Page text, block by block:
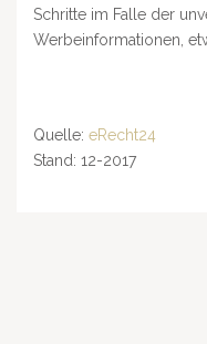
Schritte im Falle der
Werbeinformationen,
Quelle: eRecht24
Stand: 12-2017